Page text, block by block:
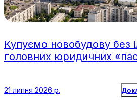
Купуємо новобудову без
головних юридичних
21 липня 2026 р.